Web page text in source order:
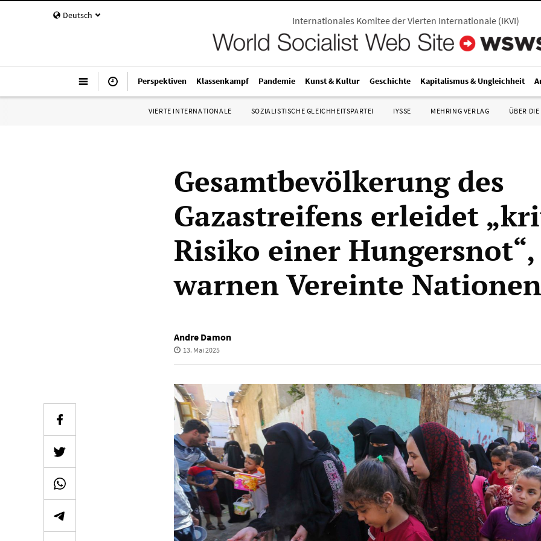
Deutsch Internationales Komitee der Vierten Internationale (IKVI)
Perspektiven Klassenkampf Pandemie Kunst & Kultur Geschichte Kapitalismus & Ungleichheit
VIERTE INTERNATIONALE SOZIALISTISCHE GLEICHHEITSPARTEI IYSSE MEHRING VERLAG ÜBER DIE
Gesamtbevölkerung des
Gazastreifens erleidet
Risiko einer Hungersnot“,
warnen Vereinte Nationen
Andre Damon
13. Mai 2025